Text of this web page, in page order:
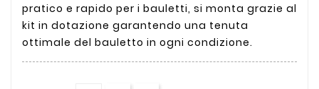
pratico e rapido per i bauletti, si monta grazie al
kit in dotazione garantendo una tenuta
ottimale del bauletto in ogni condizione.